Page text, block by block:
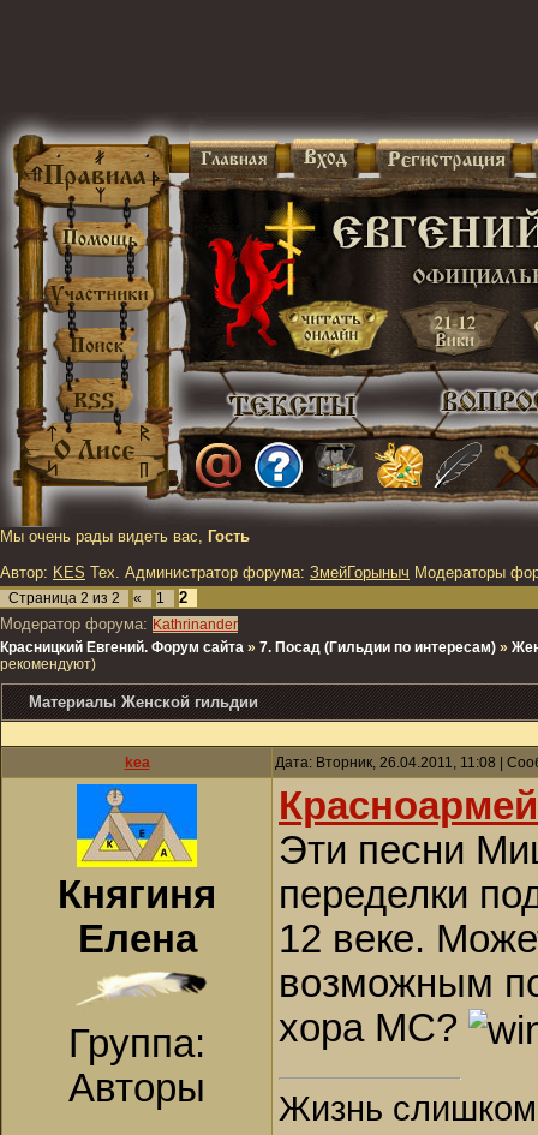
Мы очень рады видеть вас, Гость
Автор: KES Тех. Администратор форума: ЗмейГорыныч Модераторы
Страница 2 из 2 « 1
2
Модератор форума: Kathrinander
Красницкий Евгений. Форум сайта » 7. Посад (Гильдии по интересам) »
рекомендуют)
Материалы Женской гильдии
kea Дата: Вторник, 26.04.2011, 11:08 |
Княгиня
Елена
Группа:
Авторы
Эти песни
переделки
12 веке.
возможным
хора МС?
Жизнь слишком